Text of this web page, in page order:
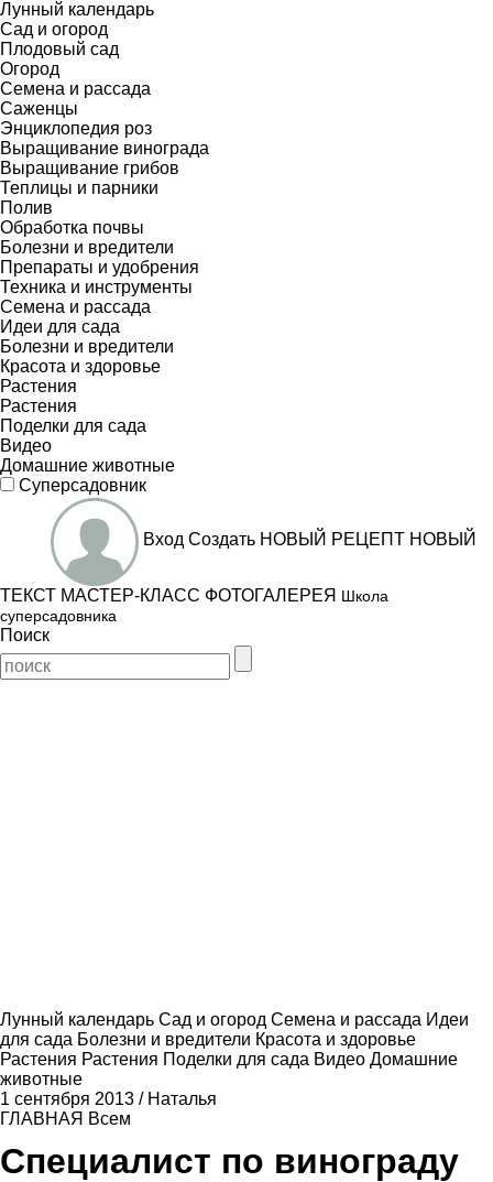
Лунный календарь
Сад и огород
Плодовый сад
Огород
Семена и рассада
Саженцы
Энциклопедия роз
Выращивание винограда
Выращивание грибов
Теплицы и парники
Полив
Обработка почвы
Болезни и вредители
Препараты и удобрения
Техника и инструменты
Семена и рассада
Идеи для сада
Болезни и вредители
Красота и здоровье
Растения
Растения
Поделки для сада
Видео
Домашние животные
Суперсадовник
Вход Создать НОВЫЙ РЕЦЕПТ НОВЫЙ
ТЕКСТ МАСТЕР-КЛАСС ФОТОГАЛЕРЕЯ Школа
суперсадовника
Поиск
Лунный календарь Сад и огород Семена и рассада Идеи
для сада Болезни и вредители Красота и здоровье
Растения Растения Поделки для сада Видео Домашние
животные
1 сентября 2013 / Наталья
ГЛАВНАЯ Всем
Специалист по винограду